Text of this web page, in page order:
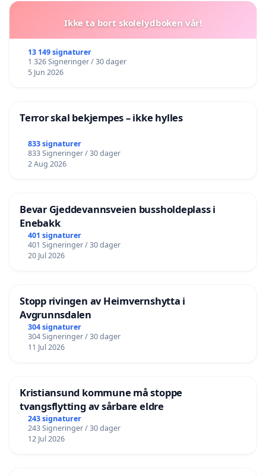
Ikke ta bort skolelydboken vår!
13 149 signaturer
1 326 Signeringer / 30 dager
5 Jun 2026
Terror skal bekjempes – ikke hylles
833 signaturer
833 Signeringer / 30 dager
2 Aug 2026
Bevar Gjeddevannsveien bussholdeplass i
Enebakk
401 signaturer
401 Signeringer / 30 dager
20 Jul 2026
Stopp rivingen av Heimvernshytta i
Avgrunnsdalen
304 signaturer
304 Signeringer / 30 dager
11 Jul 2026
Kristiansund kommune må stoppe
tvangsflytting av sårbare eldre
243 signaturer
243 Signeringer / 30 dager
12 Jul 2026